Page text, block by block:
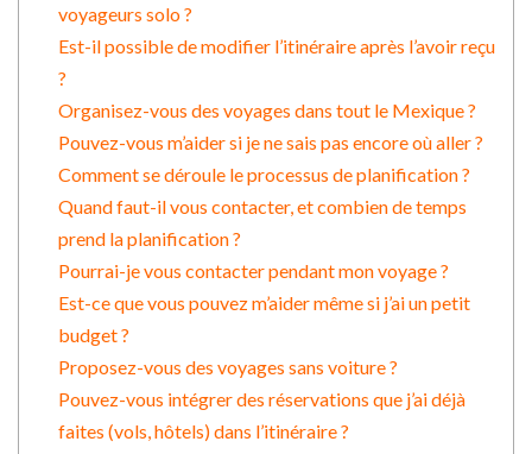
voyageurs solo ?
Est-il possible de modifier l’itinéraire après l’avoir reçu
?
Organisez-vous des voyages dans tout le Mexique ?
Pouvez-vous m’aider si je ne sais pas encore où aller ?
Comment se déroule le processus de planification ?
Quand faut-il vous contacter, et combien de temps
prend la planification ?
Pourrai-je vous contacter pendant mon voyage ?
Est-ce que vous pouvez m’aider même si j’ai un petit
budget ?
Proposez-vous des voyages sans voiture ?
Pouvez-vous intégrer des réservations que j’ai déjà
faites (vols, hôtels) dans l’itinéraire ?